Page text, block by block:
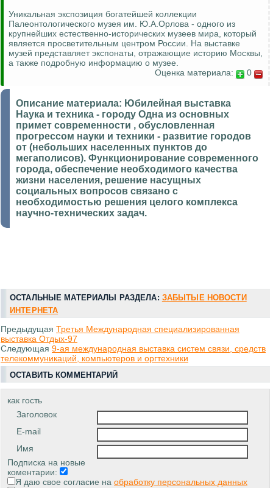
Уникальная экспозиция богатейшей коллекции
Палеонтологического музея им. Ю.А.Орлова - одного из
крупнейших естественно-исторических музеев мира, который
является просветительным центром России. На выставке
музей представляет экспонаты, отражающие историю Москвы,
а также подробную информацию о музее.
Оценка материала:
0
Описание материала: Юбилейная выставка
Наука и техника - городу Одна из основных
примет современности , обусловленная
прогрессом науки и техники - развитие городов
от (небольших населенных пунктов до
мегаполисов). Функционирование современного
города, обеспечение необходимого качества
жизни населения, решение насущных
социальных вопросов связано с
необходимостью решения целого комплекса
научно-технических задач.
ОСТАЛЬНЫЕ МАТЕРИАЛЫ РАЗДЕЛА: ЗАБЫТЫЕ НОВОСТИ
ИНТЕРНЕТА
Предыдущая Третья Международная специализированная
выставка Отдых-97
Следующая 9-ая международная выставка систем связи, средств
телекоммуникаций, компьютеров и оргтехники
ОСТАВИТЬ КОММЕНТАРИЙ
как гость
Заголовок
E-mail
Имя
Подписка на новые
коментарии:
Я даю свое согласие на обработку персональных данных